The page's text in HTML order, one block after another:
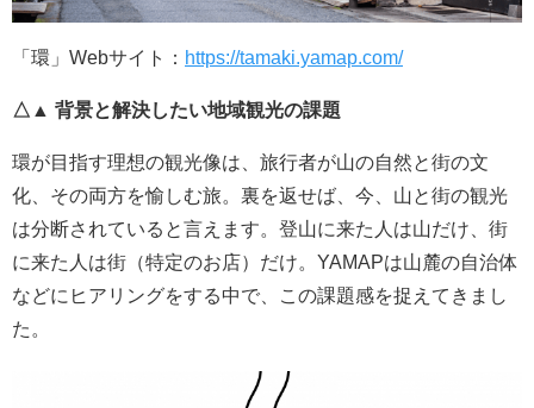
「環」Webサイト： https://tamaki.yamap.com/
△▲ 背景と解決したい地域観光の課題
環が目指す理想の観光像は、旅行者が山の自然と街の文
化、その両方を愉しむ旅。裏を返せば、今、山と街の観光
は分断されていると言えます。登山に来た人は山だけ、街
に来た人は街（特定のお店）だけ。YAMAPは山麓の自治体
などにヒアリングをする中で、この課題感を捉えてきまし
た。